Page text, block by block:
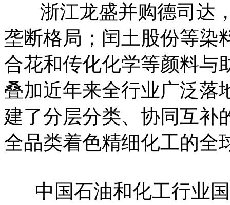
浙江龙盛并购德司达，
垄断格局；闰土股份等染
合花和传化化学等颜料与
叠加近年来全行业广泛落
建了分层分类、协同互补
全品类着色精细化工的全
中国石油和化工行业国